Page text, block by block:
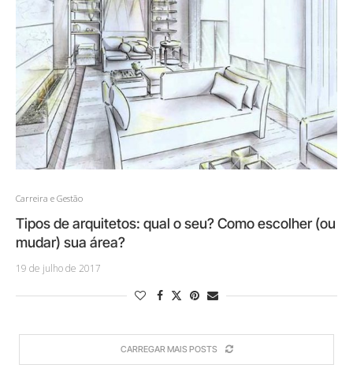
Carreira e Gestão
Tipos de arquitetos: qual o seu? Como escolher (ou
mudar) sua área?
19 de julho de 2017
CARREGAR MAIS POSTS